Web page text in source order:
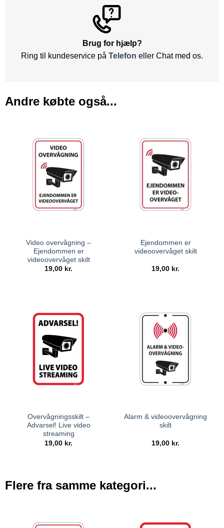
Brug for hjælp?
Ring til kundeservice på Telefon eller Chat med os.
Andre købte også...
Video overvågning –
Ejendommen er
videoovervåget skilt
19,00 kr.
Ejendommen er
videoovervåget skilt
19,00 kr.
Overvågningsskilt –
Advarsel! Live video
streaming
19,00 kr.
Alarm & videoovervågning
skilt
19,00 kr.
Flere fra samme kategori...